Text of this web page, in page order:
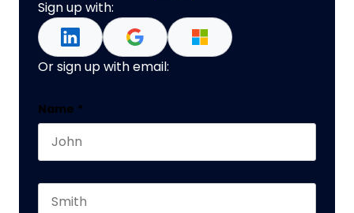
Sign up with:
Or sign up with email:
Email
Name *